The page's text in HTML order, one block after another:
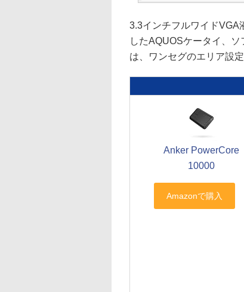
3.3インチフルワイドVGA
したAQUOSケータイ、
は、ワンセグのエリア設
Anker PowerCore
10000